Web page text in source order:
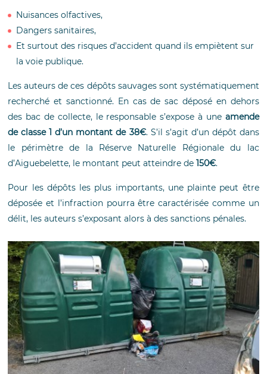
Nuisances olfactives,
Dangers sanitaires,
Et surtout des risques d’accident quand ils empiètent sur
la voie publique.
Les auteurs de ces dépôts sauvages sont systématiquement
recherché et sanctionné. En cas de sac déposé en dehors
des bac de collecte, le responsable s’expose à une amende
de classe 1 d’un montant de 38€. S’il s’agit d’un dépôt dans
le périmètre de la Réserve Naturelle Régionale du lac
d’Aiguebelette, le montant peut atteindre de150€.
Pour les dépôts les plus importants, une plainte peut être
déposée et l’infraction pourra être caractérisée comme un
délit, les auteurs s’exposant alors à des sanctions pénales.